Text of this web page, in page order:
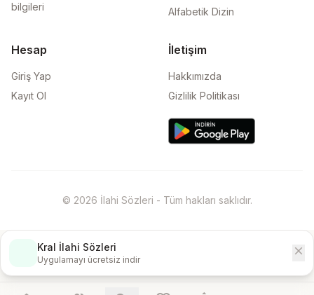
bilgileri
Alfabetik Dizin
Hesap
Giriş Yap
Kayıt Ol
İletişim
Hakkımızda
Gizlilik Politikası
© 2026 İlahi Sözleri - Tüm hakları saklıdır.
Kral İlahi Sözleri
Uygulamayı ücretsiz indir
close